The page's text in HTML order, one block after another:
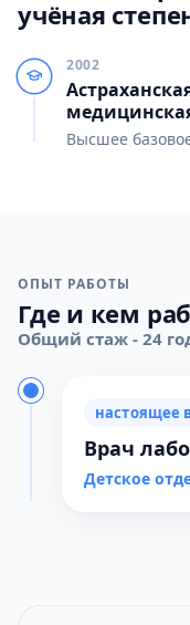
учёная
2002
Высшее
ОПЫТ РАБОТЫ
Где и кем
Общий стаж - 24
настоящее
Врач
Детское